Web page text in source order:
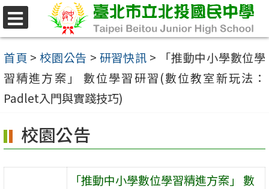
跳
至
主
要
內
區
首頁 > 校園公告 > 研習快訊 >
「推動中小學數位學
習精進方案」 數位學習研習(數位教室新玩法：
Padlet入門與實踐技巧)
校園公告
「推動中小學數位學習精進方案」 數
選
單